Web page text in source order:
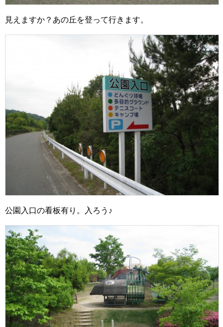
見えますか？あの丘を登って行きます。
公園入口の看板有り。入ろう♪